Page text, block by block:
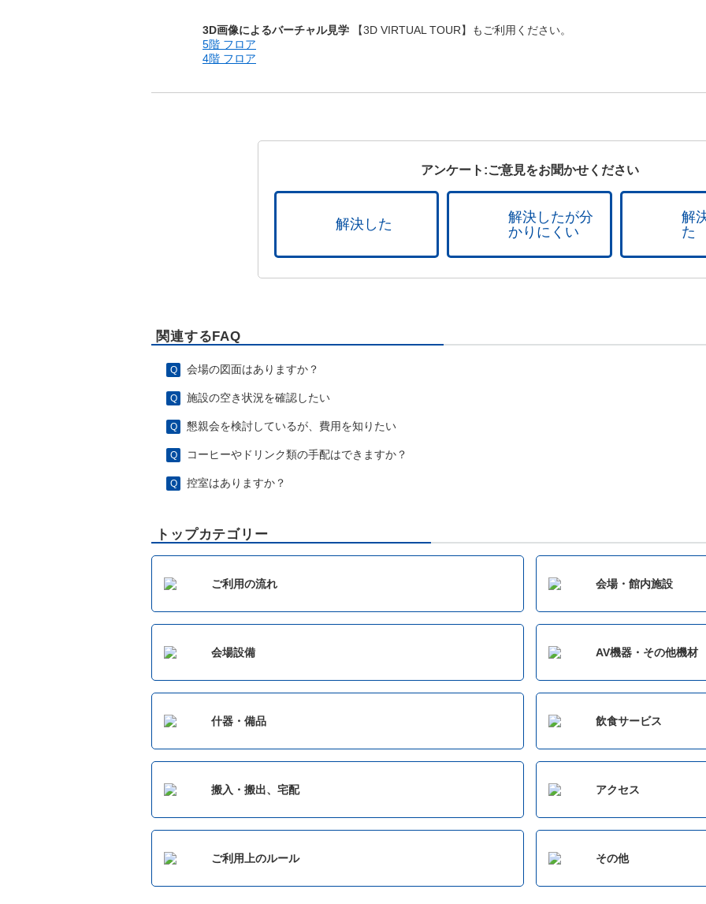
3D画像によるバーチャル見学
【3D VIRTUAL TOUR】もご利用ください。
5階 フロア
4階 フロア
アンケート:ご意見をお聞かせください
解決した
解決したが分
かりにくい
解
た
関連するFAQ
会場の図面はありますか？
施設の空き状況を確認したい
懇親会を検討しているが、費用を知りたい
コーヒーやドリンク類の手配はできますか？
控室はありますか？
トップカテゴリー
ご利用の流れ 会場・館内施設
会場設備 AV機器・その他機材
什器・備品 飲食サービス
搬入・搬出、宅配 アクセス
ご利用上のルール その他